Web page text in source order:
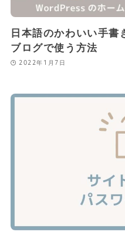
日本語のかわいい手
ブログで使う方法
2022年1月7日